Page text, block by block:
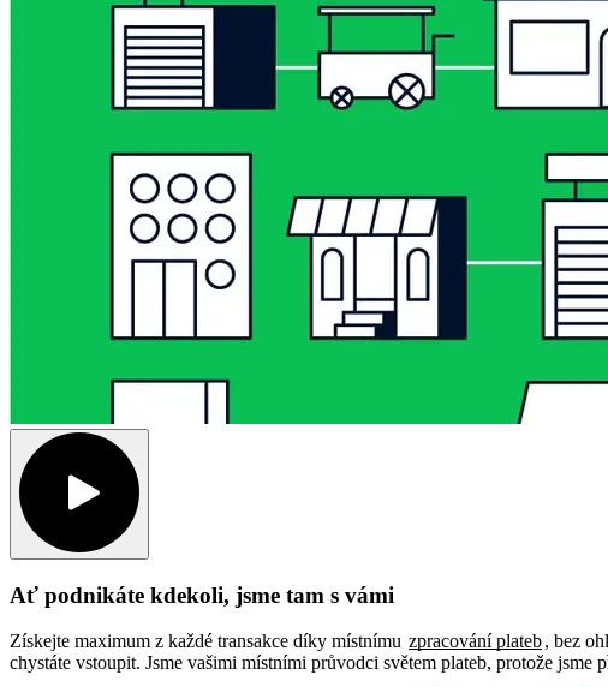
Ať podnikáte kdekoli, jsme tam s vámi
Získejte maximum z každé transakce díky místnímu zpracování plateb, bez
chystáte vstoupit. Jsme vašimi místními průvodci světem plateb, protože